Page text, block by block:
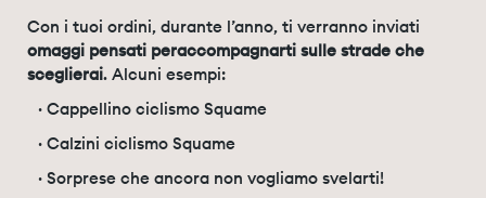
Con i tuoi ordini, durante l’anno, ti verranno inviati
omaggi pensati peraccompagnarti sulle strade che
sceglierai. Alcuni esempi:
· Cappellino ciclismo Squame
· Calzini ciclismo Squame
· Sorprese che ancora non vogliamo svelarti!